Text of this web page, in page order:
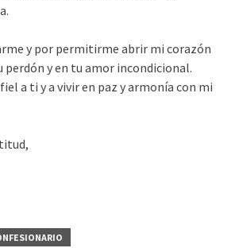
y por permitirme abrir mi corazón
y en tu amor incondicional.
a ti y a vivir en paz y armonía con mi